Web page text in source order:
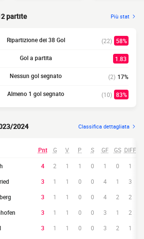
partite Più stat
Ripartizione dei 38 Gol (22) 58%
Gol a partita 1.83
Nessun gol segnato (2) 17%
Almeno 1 gol segnato (10) 83%
2024 Classifica dettagliata
Pnt G V P S GF GS DIFF
4 2 1 1 0 1 0
1
3 1 1 0 0 4 1
3
3 1 1 0 0 4 2
2
3 1 1 0 0 3 1
2
3 1 1 0 0 3 2
1